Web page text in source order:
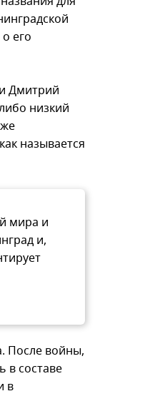
его
Дмитрий
низкий
называется
мира и
и,
После войны,
в составе
в